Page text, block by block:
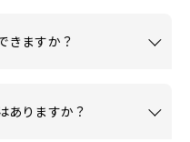
きますか？
ありますか？